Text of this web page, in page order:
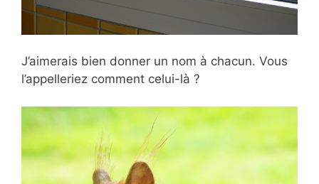
J’aimerais bien donner un nom à chacun. Vous
l’appelleriez comment celui-là ?